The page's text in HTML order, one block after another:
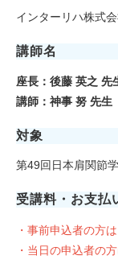
インターリハ株式
講師名
座長： 後藤 英之 先
講師： 神事 努 先生
対象
第49回日本肩関節
受講料・お支払
・事前申込者の方は
・当日の申込者の方